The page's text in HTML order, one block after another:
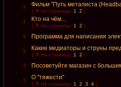
Фильм "Путь металиста
[ На страницу: 1 2 ]
Кто на чём...
[ На страницу: 1 2 ]
Программа для написания
Какие медиаторы и струны
[ На страницу: 1 2 ]
Посоветуйте магазин с
О "тяжести"
[ На страницу: 1 2 3 4 ]